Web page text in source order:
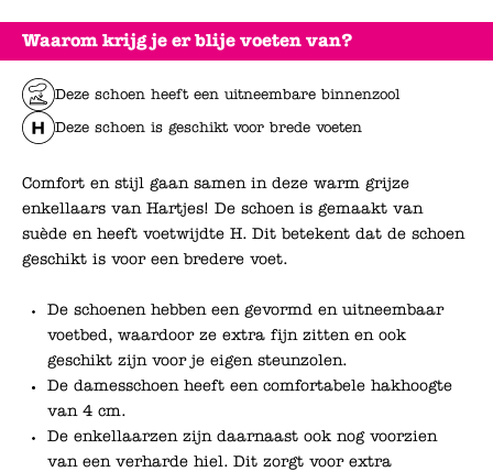
Waarom krijg je er blije voeten van?
Deze schoen heeft een uitneembare binnenzool
Deze schoen is geschikt voor brede voeten
Comfort en stijl gaan samen in deze warm grijze
enkellaars van Hartjes! De schoen is gemaakt van
suède en heeft voetwijdte H. Dit betekent dat de schoen
geschikt is voor een bredere voet.
De schoenen hebben een gevormd en uitneembaar
voetbed, waardoor ze extra fijn zitten en ook
geschikt zijn voor je eigen steunzolen.
De damesschoen heeft een comfortabele hakhoogte
van 4 cm.
De enkellaarzen zijn daarnaast ook nog voorzien
van een verharde hiel. Dit zorgt voor extra